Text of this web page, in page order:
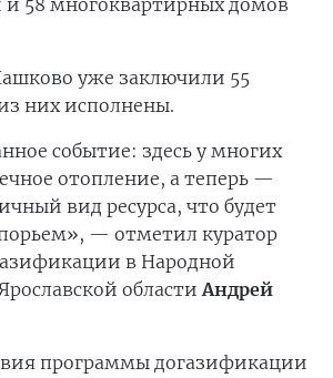
58 многоквартирных домов
уже заключили 55
них исполнены.
событие: здесь у многих
отопление, а теперь —
вид ресурса, что будет
— отметил куратор
в Народной
областиАндрей
программы догазификации